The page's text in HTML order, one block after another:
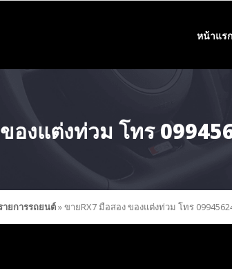
หน้าแรก
องแต่งท่วม โทร
ายการรถยนต์»ขายRX7 มือสอง ของแต่งท่วม โทร